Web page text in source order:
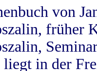
von
früher
liegt in der